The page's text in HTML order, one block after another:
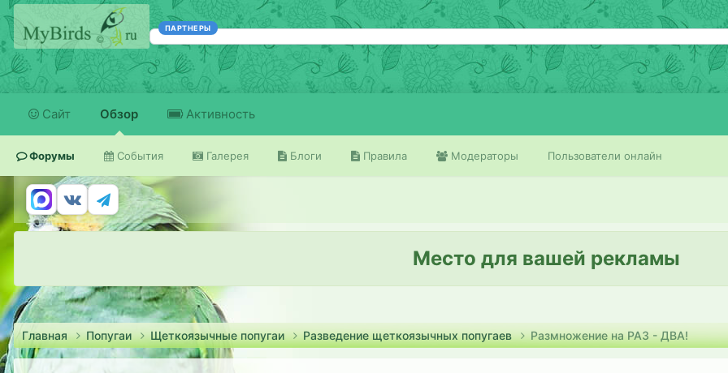
ПАРТНЕРЫ
Сайт Обзор
Форумы События Галерея Блоги Правила Модераторы Пользователи онлайн
Активность
Место для вашей рекламы
Главная Попугаи Щеткоязычные попугаи Разведение щеткоязычных попугаев Размножение на РАЗ - ДВА!